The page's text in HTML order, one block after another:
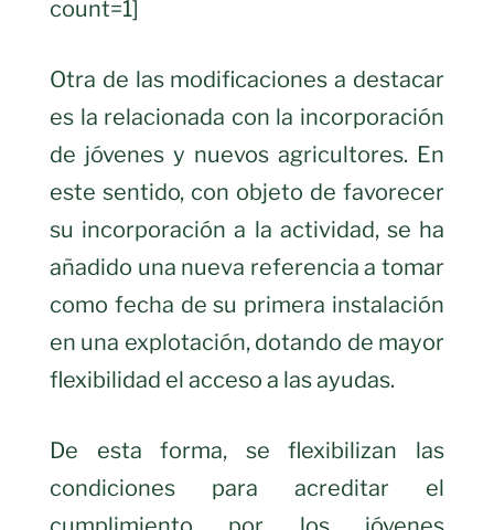
count=1]
Otra de las modificaciones a destacar
es la relacionada con la incorporación
de jóvenes y nuevos agricultores. En
este sentido, con objeto de favorecer
su incorporación a la actividad, se ha
añadido una nueva referencia a tomar
como fecha de su primera instalación
en una explotación, dotando de mayor
flexibilidad el acceso a las ayudas.
De esta forma, se flexibilizan las
condiciones para acreditar el